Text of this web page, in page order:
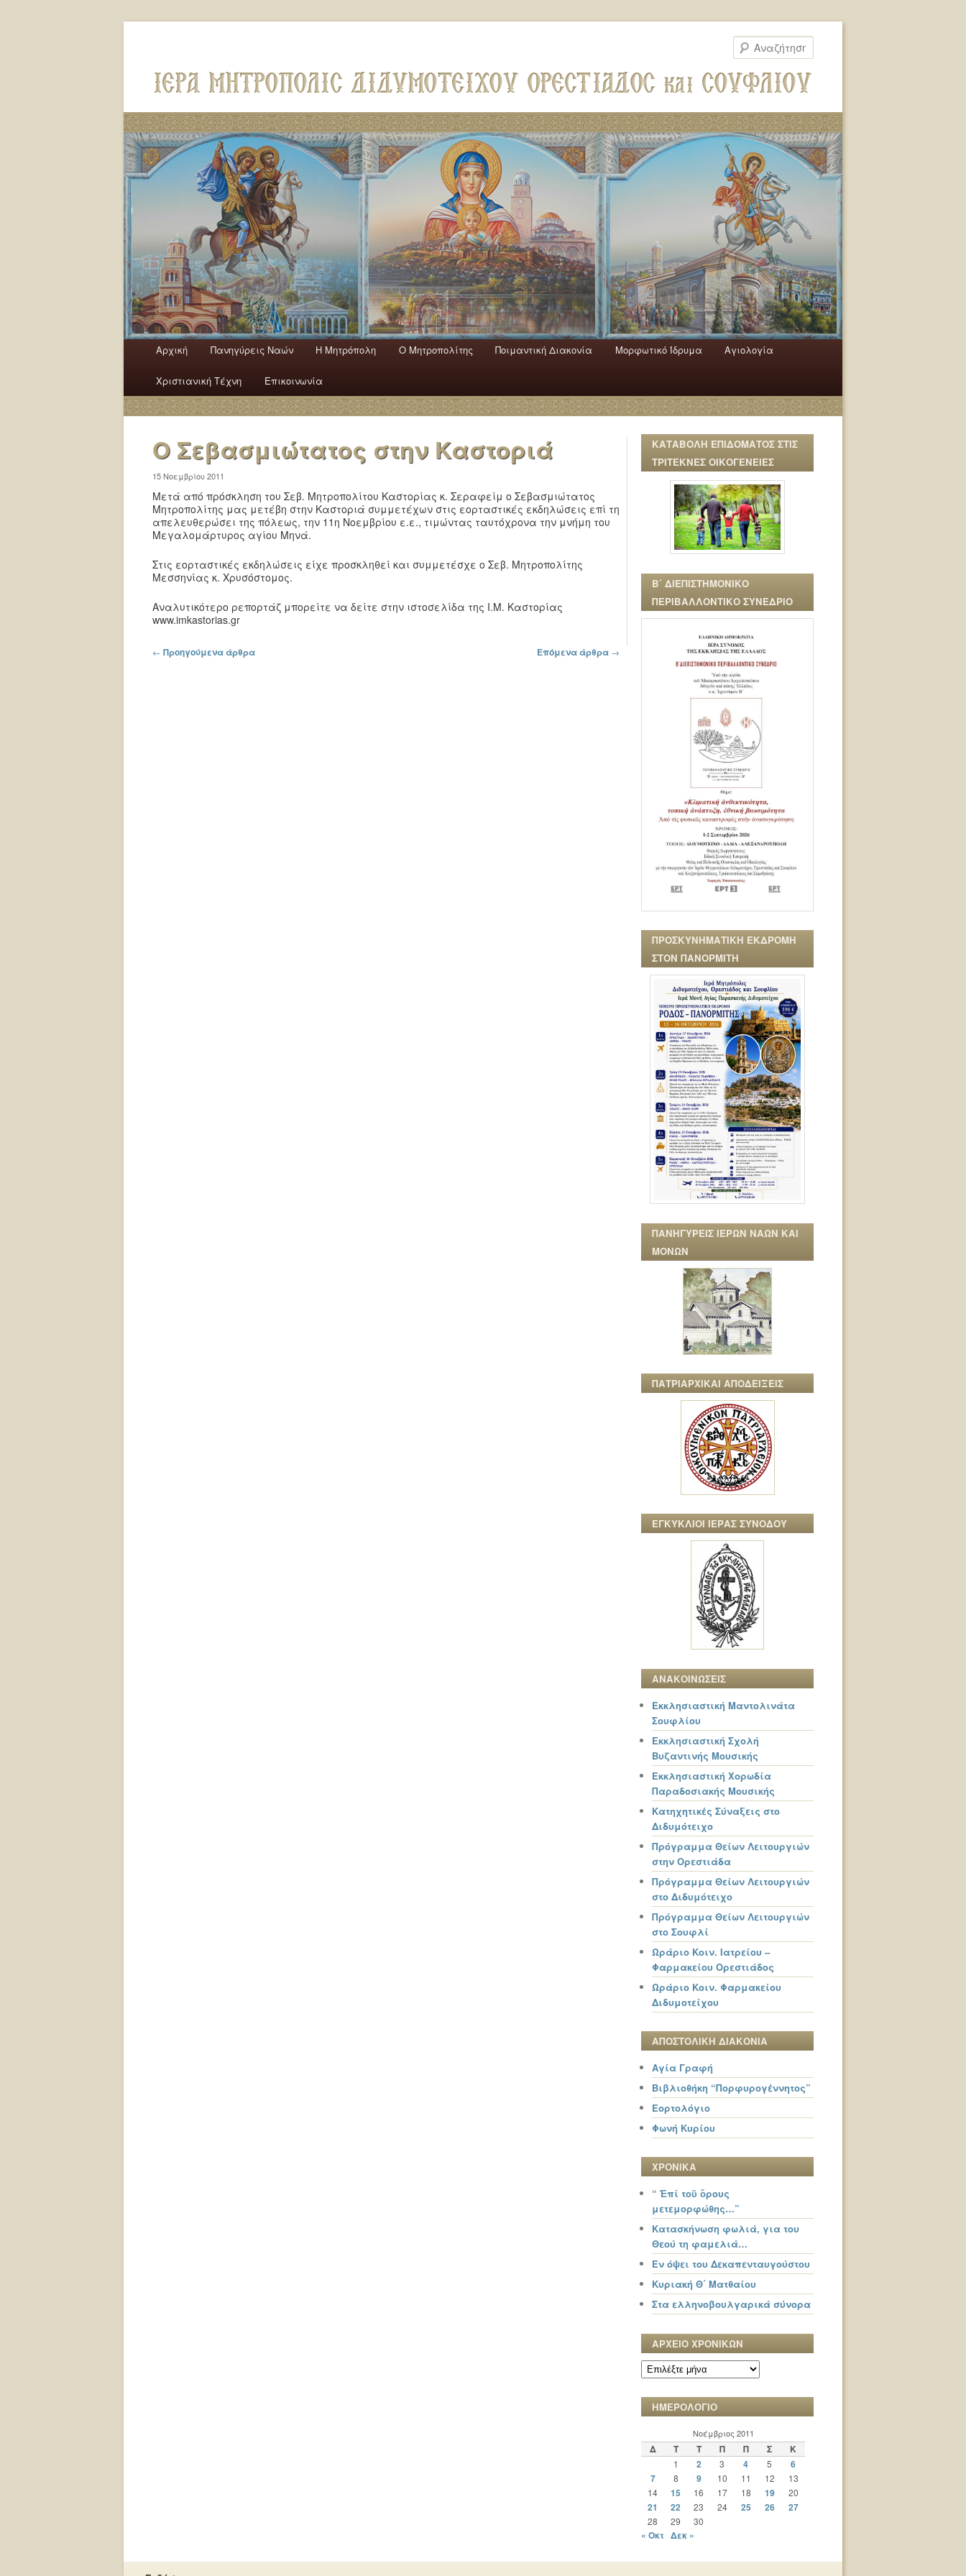
Κύρια μενού
Μετάβαση το κύριο περιεχόμενο
Μετάβαση στο δευτερεύον περιεχόμενο
Αρχική Πανηγύρεις Ναών H Mητρόπολη Ο Mητροπολίτης Ποιμαντική Διακονία Μορφωτικό Ίδρυμα Αγιολογία
Χριστιανική Τέχνη Επικοινωνία
Ο Σεβασμιώτατος στην Καστοριά
15 Νοεμβρίου 2011
Μετά από πρόσκληση του Σεβ. Μητροπολίτου Καστορίας κ. Σεραφείμ ο Σεβασμιώτατος
Μητροπολίτης μας μετέβη στην Καστοριά συμμετέχων στις εορταστικές εκδηλώσεις επί τη
απελευθερώσει της πόλεως, την 11η Νοεμβρίου ε.ε., τιμώντας ταυτόχρονα την μνήμη του
Μεγαλομάρτυρος αγίου Μηνά.
Στις εορταστικές εκδηλώσεις είχε προσκληθεί και συμμετέσχε ο Σεβ. Μητροπολίτης
Μεσσηνίας κ. Χρυσόστομος.
Αναλυτικότερο ρεπορτάζ μπορείτε να δείτε στην ιστοσελίδα της Ι.Μ. Καστορίας
www.imkastorias.gr
Πλοήγηση στα άρθρα
← Προηγούμενα άρθρα Επόμενα άρθρα →
ΚΑΤΑΒΟΛΗ ΕΠΙΔΟΜΑΤΟΣ ΣΤΙΣ
ΤΡΙΤΕΚΝΕΣ ΟΙΚΟΓΕΝΕΙΕΣ
Β΄ ΔΙΕΠΙΣΤΗΜΟΝΙΚΟ
ΠΕΡΙΒΑΛΛΟΝΤΙΚΟ ΣΥΝΕΔΡΙΟ
ΠΡΟΣΚΥΝΗΜΑΤΙΚΗ ΕΚΔΡΟΜΗ
ΣΤΟΝ ΠΑΝΟΡΜΙΤΗ
ΠΑΝΗΓΥΡΕΙΣ ΙΕΡΩΝ ΝΑΩΝ ΚΑΙ
ΜΟΝΩΝ
ΠΑΤΡΙΑΡΧΙΚΑΙ ΑΠΟΔΕΙΞΕΙΣ
ΕΓΚΥΚΛΙΟΙ ΙΕΡΑΣ ΣΥΝΟΔΟΥ
ΑΝΑΚΟΙΝΩΣΕΙΣ
Εκκλησιαστική Μαντολινάτα
Σουφλίου
Εκκλησιαστική Σχολή
Βυζαντινής Μουσικής
Εκκλησιαστική Χορωδία
Παραδοσιακής Μουσικής
Κατηχητικές Σύναξεις στο
Διδυμότειχο
Πρόγραμμα Θείων Λειτουργιών
στην Ορεστιάδα
Πρόγραμμα Θείων Λειτουργιών
στο Διδυμότειχο
Πρόγραμμα Θείων Λειτουργιών
στο Σουφλί
Ωράριο Κοιν. Ιατρείου –
Φαρμακείου Ορεστιάδος
Ωράριο Κοιν. Φαρμακείου
Διδυμοτείχου
ΑΠΟΣΤΟΛΙΚΗ ΔΙΑΚΟΝΙΑ
Αγία Γραφή
Βιβλιοθήκη “Πορφυρογέννητος”
Εορτολόγιο
Φωνή Κυρίου
ΧΡΟΝΙΚΑ
“ Ἐπί τοῦ ὄρους
μετεμορφώθης…”
Κατασκήνωση φωλιά, για του
Θεού τη φαμελιά…
Εν όψει του Δεκαπενταυγούστου
Κυριακή Θ΄ Ματθαίου
Στα ελληνοβουλγαρικά σύνορα
ΑΡΧΕΙΟ ΧΡΟΝΙΚΩΝ
ΑΡΧΕΙΟ
ΧΡΟΝΙΚΩΝ
ΗΜΕΡΟΛΟΓΙΟ
Νοέμβριος 2011
Δ Τ Τ Π Π Σ Κ
1 2 3 4 5
6
7
8 9 10 11 12
13
14
15 16 17 18 19 20
21 22 23 24 25 26 27
28 29 30
« Οκτ Δεκ »